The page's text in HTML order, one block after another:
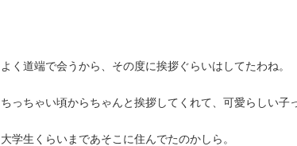
よく道端で会うから、その度に挨拶ぐらいはしてたわね。
ちっちゃい頃からちゃんと挨拶してくれて、可愛らしい子
大学生くらいまであそこに住んでたのかしら。